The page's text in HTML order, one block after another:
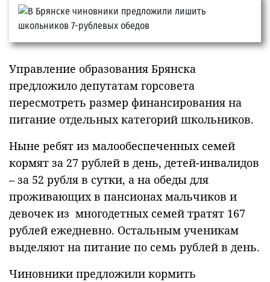
Управление образования Брянска
предложило депутатам горсовета
пересмотреть размер финансирования на
питание отдельных категорий школьников.
Ныне ребят из малообеспеченных семей
кормят за 27 рублей в день, детей-инвалидов
– за 52 рубля в сутки, а на обеды для
проживающих в пансионах мальчиков и
девочек из многодетных семей тратят 167
рублей ежедневно. Остальным ученикам
выделяют на питание по семь рублей в день.
Чиновники предложили кормить